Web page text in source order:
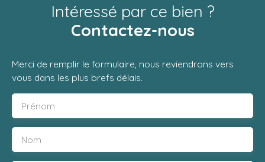
Intéressé par ce bien ?
Contactez-nous
Merci de remplir le formulaire, nous reviendrons vers
vous dans les plus brefs délais.
Prénom
Nom